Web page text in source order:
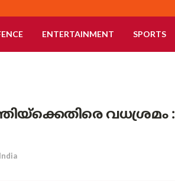
ENTERTAINMENT SPORTS
വധശ്രമം :
India